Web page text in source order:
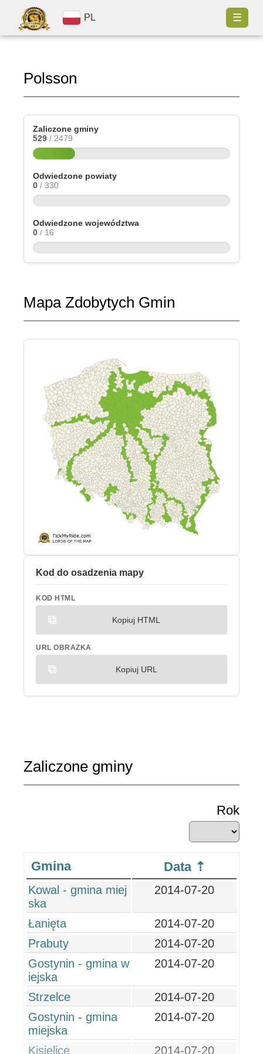
PL ☰
Polsson
Zaliczone gminy
529 / 2479
Odwiedzone powiaty
0 / 330
Odwiedzone województwa
0 / 16
Mapa Zdobytych Gmin
Kod do osadzenia mapy
KOD HTML
Kopiuj HTML
URL OBRAZKA
Kopiuj URL
Zaliczone gminy
Rok
Gmina Data
Kowal - gmina miej
ska
2014-07-20
Łanięta
2014-07-20
Prabuty
2014-07-20
Gostynin - gmina w
iejska
2014-07-20
Strzelce
2014-07-20
Gostynin - gmina
miejska
2014-07-20
Kisielice 2014-07-20